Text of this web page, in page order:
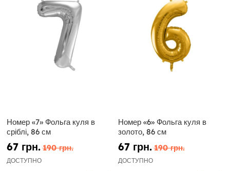
Номер «7» Фольга куля в
сріблі, 86 см
67 грн. 190 грн.
ДОСТУПНО
Номер «6» Фольга куля в
золото, 86 см
67 грн. 190 грн.
ДОСТУПНО